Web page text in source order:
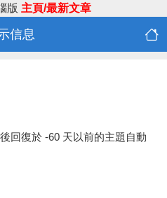
版 主頁/最新文章
信息
回復於 -60 天以前的主題自動